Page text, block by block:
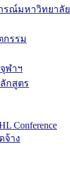
รณ์มหาวิทยาลัย
กรรม
ฬาฯ
กสูตร
Conference
จ้าง